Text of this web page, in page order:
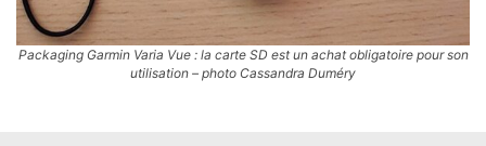
Packaging Garmin Varia Vue : la carte SD est un achat obligatoire pour son
utilisation – photo Cassandra Duméry